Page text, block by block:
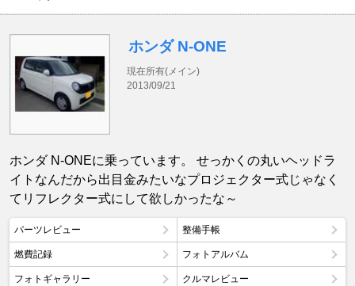
ホンダ N-ONE
現在所有(メイン)
2013/09/21
ホンダ N-ONEに乗っています。 せっかくの丸いヘッドラ
イトなんだから出目金みたいなプロジェクター式じゃなく
てリフレクター式にして欲しかったな～
パーツレビュー 整備手帳
燃費記録 フォトアルバム
フォトギャラリー クルマレビュー